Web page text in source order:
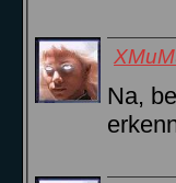
Na,